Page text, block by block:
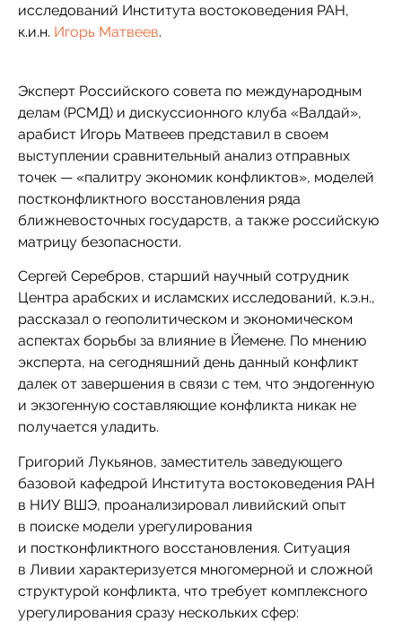
исследований Института востоковедения РАН,
к.и.н. Игорь Матвеев.
Эксперт Российского совета по международным
делам (РСМД) и дискуссионного клуба «Валдай»,
арабист Игорь Матвеев представил в своем
выступлении сравнительный анализ отправных
точек — «палитру экономик конфликтов», моделей
постконфликтного восстановления ряда
ближневосточных государств, а также российскую
матрицу безопасности.
Сергей Серебров, старший научный сотрудник
Центра арабских и исламских исследований, к.э.н.,
рассказал о геополитическом и экономическом
аспектах борьбы за влияние в Йемене. По мнению
эксперта, на сегодняшний день данный конфликт
далек от завершения в связи с тем, что эндогенную
и экзогенную составляющие конфликта никак не
получается уладить.
Григорий Лукьянов, заместитель заведующего
базовой кафедрой Института востоковедения РАН
в НИУ ВШЭ, проанализировал ливийский опыт
в поиске модели урегулирования
и постконфликтного восстановления. Ситуация
в Ливии характеризуется многомерной и сложной
структурой конфликта, что требует комплексного
урегулирования сразу нескольких сфер: